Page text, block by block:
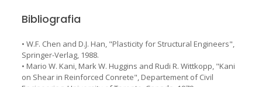
Bibliografia
• W.F. Chen and D.J. Han, "Plasticity for Structural Engineers",
Springer-Verlag, 1988.
• Mario W. Kani, Mark W. Huggins and Rudi R. Wittkopp, "Kani
on Shear in Reinforced Conrete", Departement of Civil